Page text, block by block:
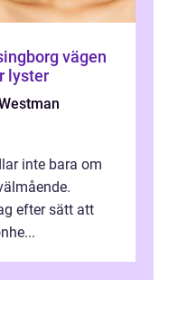
vägen
lyster
inte bara om
efter sätt att